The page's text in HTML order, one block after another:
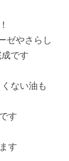
ゼやさらし
です
ない油も
す
す